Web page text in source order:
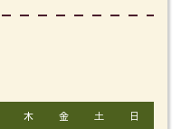
木 金 土 日